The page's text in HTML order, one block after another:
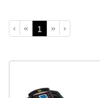
‹
«
1
»
›